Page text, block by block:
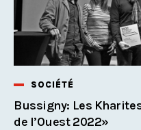
SOCIÉTÉ
Bussigny: Les
de l’Ouest 2022»